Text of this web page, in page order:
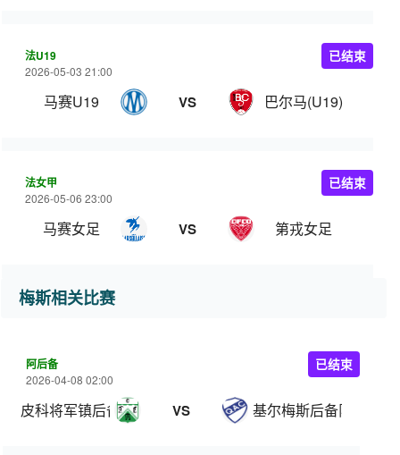
法U19
2026-05-03 21:00
马赛U19 VS 巴尔马(U19)
已结束
法女甲
2026-05-06 23:00
马赛女足 VS 第戎女足
已结束
梅斯相关比赛
阿后备
2026-04-08 02:00
皮科将军镇后备队 VS 基尔梅斯后备队
已结束